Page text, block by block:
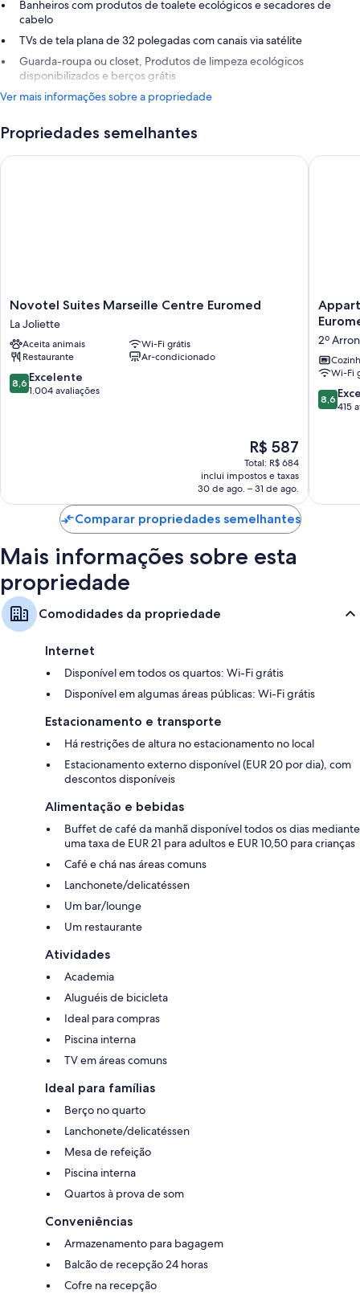
Banheiros com produtos de toalete ecológicos e secadores de
cabelo
TVs de tela plana de 32 polegadas com canais via satélite
Guarda-roupa ou closet, Produtos de limpeza ecológicos
disponibilizados e berços grátis
Ver mais informações sobre a propriedade
Propriedades semelhantes
Novotel
Suites
Marseille
Centre
Euromed
La
Joliette
Novotel Suites Marseille Centre Euromed
La Joliette
Aceita animais
Wi-Fi grátis
Restaurante
Ar-condicionado
8.6
de
8,6 Excelente
1.004 avaliações
O
preço
é
de
R$ 587
R$ 587
Total: R$ 684
inclui impostos e taxas
30 de ago. – 31 de ago.
Novotel Suites Marseille Centre Euromed
Appart
Hotel
City
Centre
2º
2º
Wi-Fi
8.6
de
8,6
415
Appart
Comparar propriedades semelhantes
Mais informações sobre esta
propriedade
Comodidades da propriedade
Internet
Disponível em todos os quartos: Wi-Fi grátis
Disponível em algumas áreas públicas: Wi-Fi grátis
Estacionamento e transporte
Há restrições de altura no estacionamento no local
Estacionamento externo disponível (EUR 20 por dia), com
descontos disponíveis
Alimentação e bebidas
Buffet de café da manhã disponível todos os dias mediante
uma taxa de EUR 21 para adultos e EUR 10,50 para crianças
Café e chá nas áreas comuns
Lanchonete/delicatéssen
Um bar/lounge
Um restaurante
Atividades
Academia
Aluguéis de bicicleta
Ideal para compras
Piscina interna
TV em áreas comuns
Ideal para famílias
Berço no quarto
Lanchonete/delicatéssen
Mesa de refeição
Piscina interna
Quartos à prova de som
Conveniências
Armazenamento para bagagem
Balcão de recepção 24 horas
Cofre na recepção